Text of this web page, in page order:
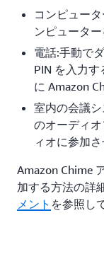
コンピュー
ンピューター
電話:手動で
PIN を入力
に Amazon
室内の会議
のオーディ
ィオに参加
Amazon Chime
加する方法の詳
メント を参照し